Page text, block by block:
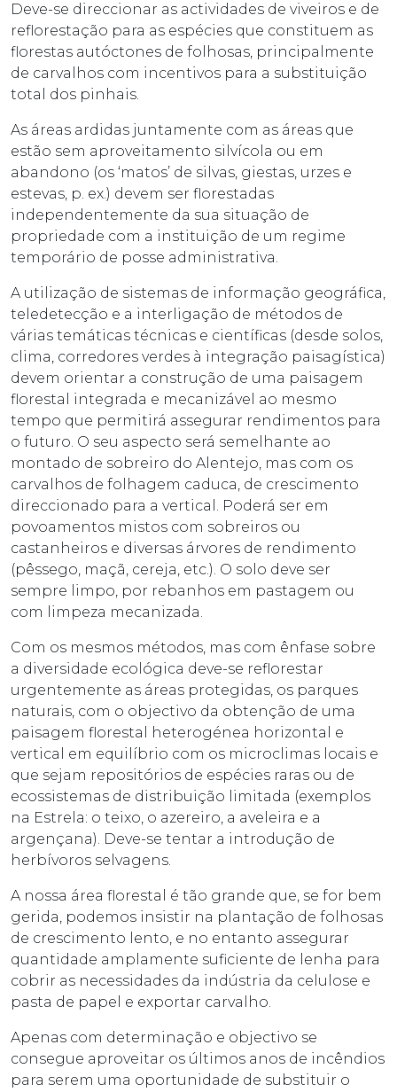
Deve-se direccionar as actividades de viveiros e de
reflorestação para as espécies que constituem as
florestas autóctones de folhosas, principalmente
de carvalhos com incentivos para a substituição
total dos pinhais.
As áreas ardidas juntamente com as áreas que
estão sem aproveitamento silvícola ou em
abandono (os ‘matos’ de silvas, giestas, urzes e
estevas, p. ex.) devem ser florestadas
independentemente da sua situação de
propriedade com a instituição de um regime
temporário de posse administrativa.
A utilização de sistemas de informação geográfica,
teledetecção e a interligação de métodos de
várias temáticas técnicas e científicas (desde solos,
clima, corredores verdes à integração paisagística)
devem orientar a construção de uma paisagem
florestal integrada e mecanizável ao mesmo
tempo que permitirá assegurar rendimentos para
o futuro. O seu aspecto será semelhante ao
montado de sobreiro do Alentejo, mas com os
carvalhos de folhagem caduca, de crescimento
direccionado para a vertical. Poderá ser em
povoamentos mistos com sobreiros ou
castanheiros e diversas árvores de rendimento
(pêssego, maçã, cereja, etc.). O solo deve ser
sempre limpo, por rebanhos em pastagem ou
com limpeza mecanizada.
Com os mesmos métodos, mas com ênfase sobre
a diversidade ecológica deve-se reflorestar
urgentemente as áreas protegidas, os parques
naturais, com o objectivo da obtenção de uma
paisagem florestal heterogénea horizontal e
vertical em equilíbrio com os microclimas locais e
que sejam repositórios de espécies raras ou de
ecossistemas de distribuição limitada (exemplos
na Estrela: o teixo, o azereiro, a aveleira e a
argençana). Deve-se tentar a introdução de
herbívoros selvagens.
A nossa área florestal é tão grande que, se for bem
gerida, podemos insistir na plantação de folhosas
de crescimento lento, e no entanto assegurar
quantidade amplamente suficiente de lenha para
cobrir as necessidades da indústria da celulose e
pasta de papel e exportar carvalho.
Apenas com determinação e objectivo se
consegue aproveitar os últimos anos de incêndios
para serem uma oportunidade de substituir o